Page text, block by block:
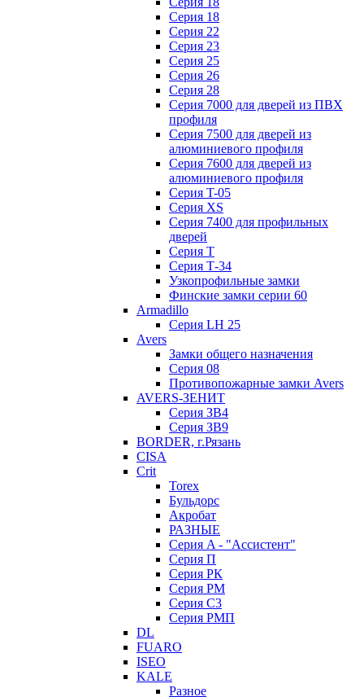
Серия 18
Серия 22
Серия 23
Серия 25
Серия 26
Серия 28
Серия 7000 для дверей из ПВХ
профиля
Серия 7500 для дверей из
алюминиевого профиля
Серия 7600 для дверей из
алюминиевого профиля
Серия T-05
Серия XS
Серия 7400 для профильных
дверей
Серия Т
Серия Т-34
Узкопрофильные замки
Финские замки серии 60
Armadillo
Серия LH 25
Avers
Замки общего назначения
Серия 08
Противопожарные замки Avers
AVERS-ЗЕНИТ
Серия ЗВ4
Серия ЗВ9
BORDER, г.Рязань
CISA
Crit
Torex
Бульдорс
Акробат
РАЗНЫЕ
Серия A - "Ассистент"
Серия П
Серия РК
Серия РМ
Серия С3
Серия РМП
DL
FUARO
ISEO
KALE
Разное